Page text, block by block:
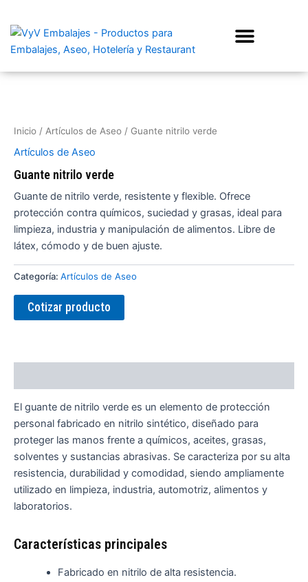
contenido
Inicio / Artículos de Aseo / Guante nitrilo verde
Artículos de Aseo
Guante nitrilo verde
Guante de nitrilo verde, resistente y flexible. Ofrece
protección contra químicos, suciedad y grasas, ideal para
limpieza, industria y manipulación de alimentos. Libre de
látex, cómodo y de buen ajuste.
Categoría: Artículos de Aseo
Cotizar producto
El guante de nitrilo verde es un elemento de protección
personal fabricado en nitrilo sintético, diseñado para
proteger las manos frente a químicos, aceites, grasas,
solventes y sustancias abrasivas. Se caracteriza por su alta
resistencia, durabilidad y comodidad, siendo ampliamente
utilizado en limpieza, industria, automotriz, alimentos y
laboratorios.
Características principales
Fabricado en nitrilo de alta resistencia.